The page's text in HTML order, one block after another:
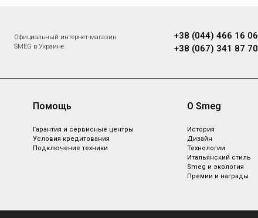
Официальный интернет-магазин
SMEG в Украине
+38 (044) 466 16 06
+38 (067) 341 87 70
Помощь
Гарантия и сервисные центры
Условия кредитования
Подключение техники
О Smeg
История
Дизайн
Технологии
Итальянский стиль
Smeg и экология
Премии и награды